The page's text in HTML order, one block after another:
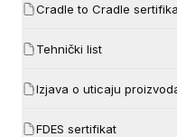
Cradle to Cradle
Tehnički list
Izjava o uticaju
FDES sertifikat